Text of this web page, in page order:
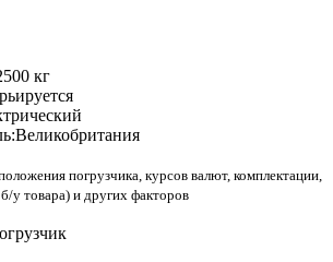
кг
Великобритания
погрузчика, курсов валют, комплектации,
у товара) и других факторов